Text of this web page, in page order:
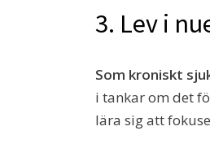
3. Lev i
Som kroniskt
i tankar om det
lära sig att